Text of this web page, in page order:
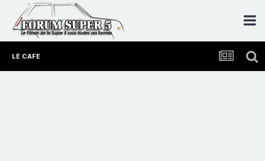
LE CAFE